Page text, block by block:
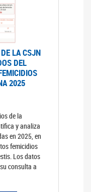
LA CSJN
DEL
2025
de la
y analiza
en 2025, en
femicidios
Los datos
consulta a